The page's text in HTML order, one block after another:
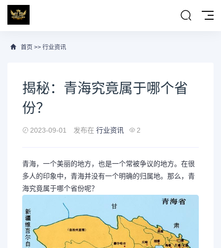
首页 >> 行业资讯
揭秘：青海究竟属于哪个省
份？
2023-09-01 发布在 行业资讯 2
青海，一个美丽的地方，也是一个常被争议的地方。在很
多人的印象中，青海并没有一个明确的归属地。那么，青
海究竟属于哪个省份呢？